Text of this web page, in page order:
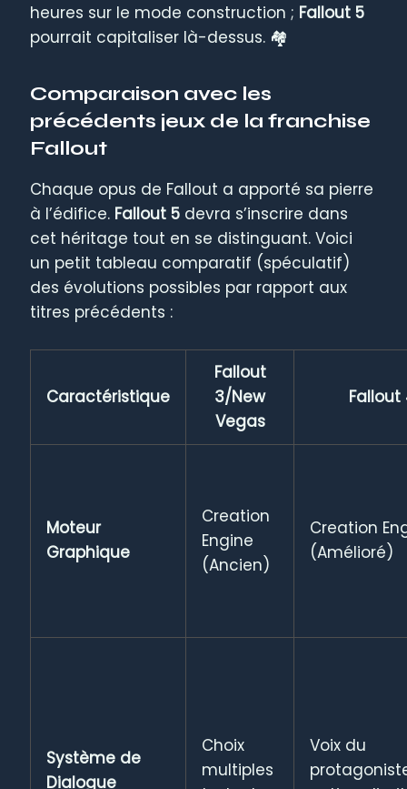
heures sur le mode construction ; Fallout 5
pourrait capitaliser là-dessus. 🏘️
Comparaison avec les
précédents jeux de la franchise
Fallout
Chaque opus de Fallout a apporté sa pierre
à l’édifice. Fallout 5 devra s’inscrire dans
cet héritage tout en se distinguant. Voici
un petit tableau comparatif (spéculatif)
des évolutions possibles par rapport aux
titres précédents :
Caractéristique
Fallout
3/New
Vegas
Fallout
Moteur
Graphique
Creation
Engine
(Ancien)
Creation
(Amélioré)
Système de
Dialogue
Choix
multiples
Voix du